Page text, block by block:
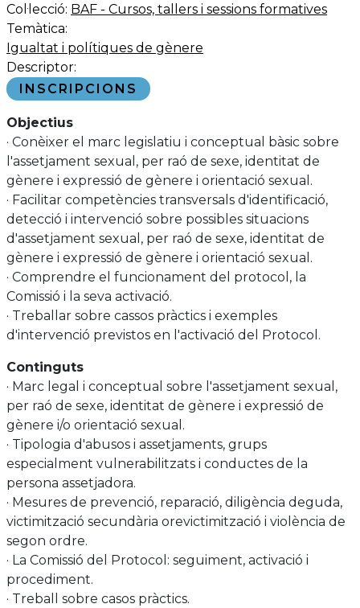
Col·lecció: BAF - Cursos, tallers i sessions formatives
Temàtica:
Igualtat i polítiques de gènere
Descriptor:
INSCRIPCIONS
Objectius
· Conèixer el marc legislatiu i conceptual bàsic sobre
l'assetjament sexual, per raó de sexe, identitat de
gènere i expressió de gènere i orientació sexual.
· Facilitar competències transversals d'identificació,
detecció i intervenció sobre possibles situacions
d'assetjament sexual, per raó de sexe, identitat de
gènere i expressió de gènere i orientació sexual.
· Comprendre el funcionament del protocol, la
Comissió i la seva activació.
· Treballar sobre cassos pràctics i exemples
d'intervenció previstos en l'activació del Protocol.
Continguts
· Marc legal i conceptual sobre l'assetjament sexual,
per raó de sexe, identitat de gènere i expressió de
gènere i/o orientació sexual.
· Tipologia d'abusos i assetjaments, grups
especialment vulnerabilitzats i conductes de la
persona assetjadora.
· Mesures de prevenció, reparació, diligència deguda,
victimització secundària orevictimització i violència de
segon ordre.
· La Comissió del Protocol: seguiment, activació i
procediment.
· Treball sobre casos pràctics.